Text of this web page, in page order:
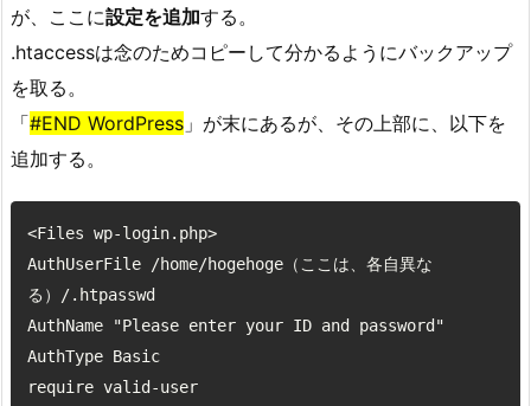
が、ここに設定を追加する。
.htaccessは念のためコピーして分かるようにバックアップ
を取る。
「#END WordPress 」が末にあるが、その上部に、以下を
追加する。
<Files wp-login.php>
AuthUserFile /home/hogehoge（ここは、各自異な
る）/.htpasswd
AuthName "Please enter your ID and password"
AuthType Basic
require valid-user